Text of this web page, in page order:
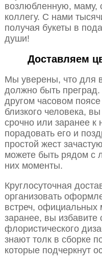
возлюбленную, маму,
коллегу. С нами
получая букеты в
души!
Доставляем
Мы уверены, что для
должно быть
другом часовом
близкого человека,
срочно или заранее
порадовать его и
простой жест
можете быть рядом
них моменты.
Круглосуточная
организовать
встреч, официальных
заранее, вы избавите
флористического
знают толк в сборке
которые подчеркнут